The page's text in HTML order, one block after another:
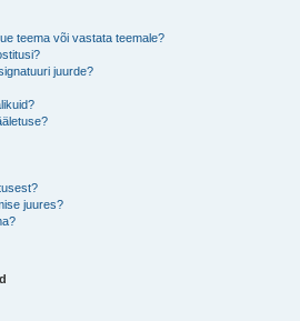
teema või vastata teemale?
juurde?
juures?